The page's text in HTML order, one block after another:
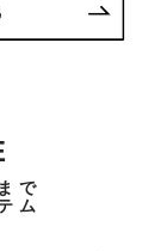
で
ム